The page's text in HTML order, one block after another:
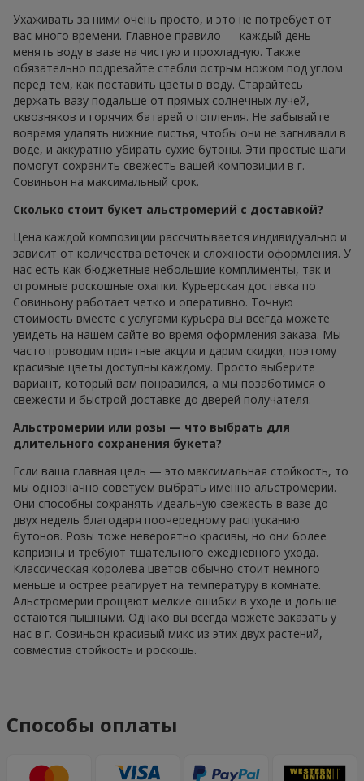
Ухаживать за ними очень просто, и это не потребует от
вас много времени. Главное правило — каждый день
менять воду в вазе на чистую и прохладную. Также
обязательно подрезайте стебли острым ножом под углом
перед тем, как поставить цветы в воду. Старайтесь
держать вазу подальше от прямых солнечных лучей,
сквозняков и горячих батарей отопления. Не забывайте
вовремя удалять нижние листья, чтобы они не загнивали в
воде, и аккуратно убирать сухие бутоны. Эти простые шаги
помогут сохранить свежесть вашей композиции в г.
Совиньон на максимальный срок.
Сколько стоит букет альстромерий с доставкой?
Цена каждой композиции рассчитывается индивидуально и
зависит от количества веточек и сложности оформления. У
нас есть как бюджетные небольшие комплименты, так и
огромные роскошные охапки. Курьерская доставка по
Совиньону работает четко и оперативно. Точную
стоимость вместе с услугами курьера вы всегда можете
увидеть на нашем сайте во время оформления заказа. Мы
часто проводим приятные акции и дарим скидки, поэтому
красивые цветы доступны каждому. Просто выберите
вариант, который вам понравился, а мы позаботимся о
свежести и быстрой доставке до дверей получателя.
Альстромерии или розы — что выбрать для
длительного сохранения букета?
Если ваша главная цель — это максимальная стойкость, то
мы однозначно советуем выбрать именно альстромерии.
Они способны сохранять идеальную свежесть в вазе до
двух недель благодаря поочередному распусканию
бутонов. Розы тоже невероятно красивы, но они более
капризны и требуют тщательного ежедневного ухода.
Классическая королева цветов обычно стоит немного
меньше и острее реагирует на температуру в комнате.
Альстромерии прощают мелкие ошибки в уходе и дольше
остаются пышными. Однако вы всегда можете заказать у
нас в г. Совиньон красивый микс из этих двух растений,
совместив стойкость и роскошь.
Способы оплаты